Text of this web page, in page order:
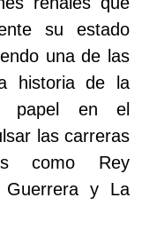
su estado
una de las
historia de la
papel en el
las carreras
como Rey
Guerrera y La